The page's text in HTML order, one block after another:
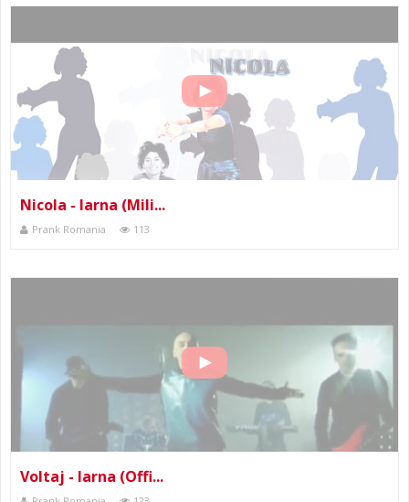
Nicola - Iarna (Mili...
Prank Romania 113
Voltaj - Iarna (Offi...